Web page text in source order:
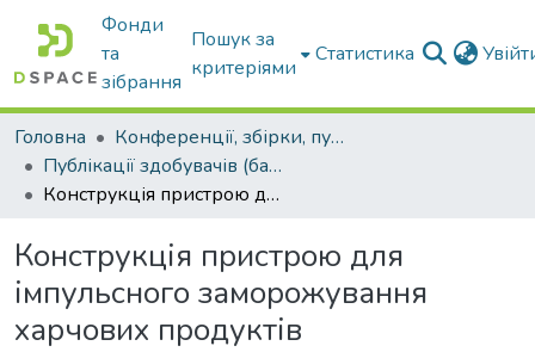
Фонди
та
зібрання
Пошук за
критеріями
Статистика
Головна
Конференції, збірки, публікації молодих вчених і здобувачів : магістрів, бакалаврів, аспірантів.
Публікації здобувачів (бакалаврів. магістрів, аспірантів)
Конструкція пристрою для імпульсного заморожування харчових продуктів
Конструкція пристрою для
імпульсного заморожування
харчових продуктів